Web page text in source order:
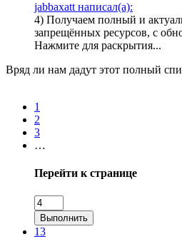
jabbaxatt написал(а):
4) Получаем полный и
запрещённых ресурсов, с
Нажмите для раскрытия...
Вряд ли нам дадут этот полный
1
2
3
…
Перейти к странице
Выполнить
13